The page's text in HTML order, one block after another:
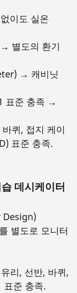
이도 실온
→ 별도의 환기
→ 캐비닛
표준 충족 →
퀴, 접지 케이
표준 충족.
데시케이터
Design)
별도로 모니터
리, 선반, 바퀴,
표준 충족.